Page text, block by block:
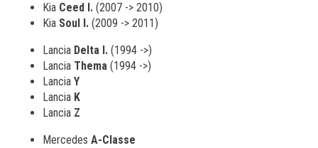
Kia Ceed I. (2007 -> 2010)
Kia Soul I. (2009 -> 2011)
Lancia Delta I. (1994 ->)
Lancia Thema (1994 ->)
Lancia Y
Lancia K
Lancia Z
Mercedes A-Classe